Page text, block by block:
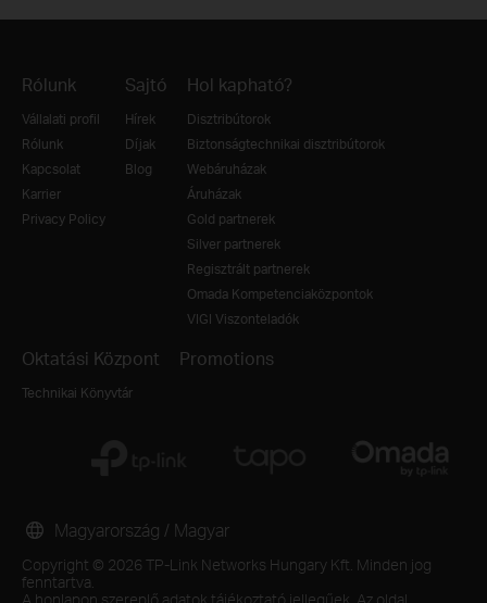
Rólunk
Vállalati profil
Rólunk
Kapcsolat
Karrier
Privacy Policy
Sajtó
Hírek
Díjak
Blog
Hol kapható?
Disztribútorok
Biztonságtechnikai disztribútorok
Webáruházak
Áruházak
Gold partnerek
Silver partnerek
Regisztrált partnerek
Omada Kompetenciaközpontok
VIGI Viszonteladók
Oktatási Központ
Technikai Könyvtár
Promotions
Copyright © 2026 TP-Link Networks Hungary Kft. Minden jog
fenntartva.
A honlapon szereplő adatok tájékoztató jellegűek. Az oldal
Magyarország / Magyar